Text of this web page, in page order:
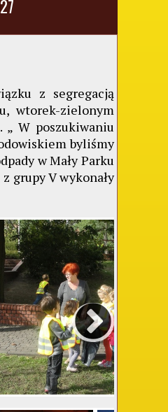
z segregacją
wtorek-zielonym
„ W poszukiwaniu
byliśmy
w Mały Parku
grupy V wykonały